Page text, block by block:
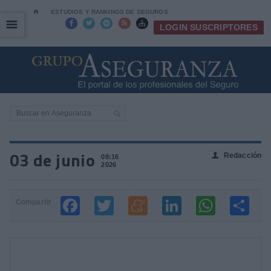
⌂ ESTUDIOS Y RANKINGS DE SEGUROS
     LOGIN SUSCRIPTORES
☰
☰
03 de junio
08:16
2026
👤 Redacción